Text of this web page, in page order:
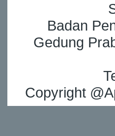
Badan
Gedung
Copyright